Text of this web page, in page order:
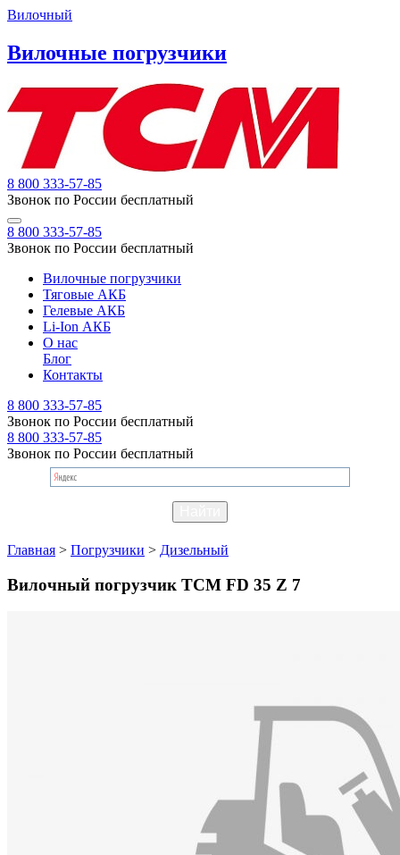
Вилочный
Вилочные погрузчики
8 800 333-57-85
Звонок по России бесплатный
8 800 333-57-85
Звонок по России бесплатный
Вилочные погрузчики
Тяговые АКБ
Гелевые АКБ
Li-Ion АКБ
О нас
Блог
Контакты
8 800 333-57-85
Звонок по России бесплатный
8 800 333-57-85
Звонок по России бесплатный
Главная > Погрузчики > Дизельный
Вилочный погрузчик TCM FD 35 Z 7